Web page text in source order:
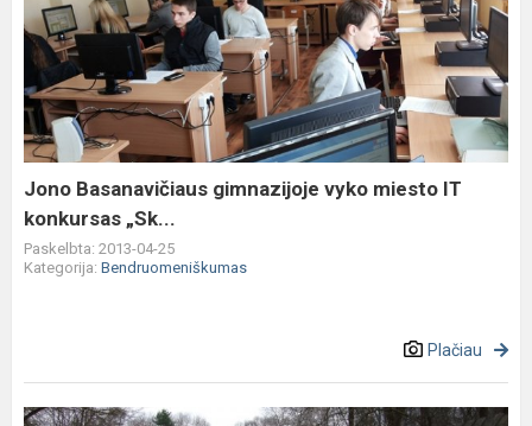
Basanavičiaus
gimnazijoje
vyko
miesto
IT
konkursas
„Sk...
Jono Basanavičiaus gimnazijoje vyko miesto IT
konkursas „Sk...
Paskelbta: 2013-04-25
Kategorija: Bendruomeniškumas
Plačiau
Užsienio